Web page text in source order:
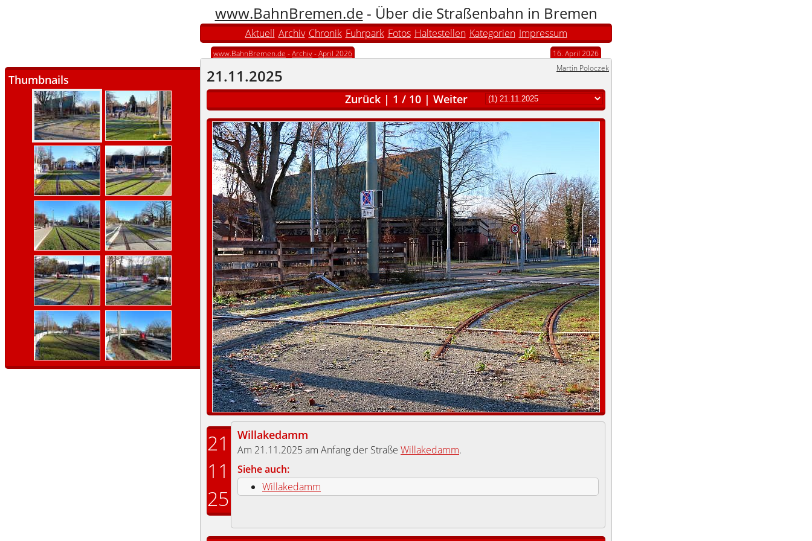
www.BahnBremen.de- Über die Straßenbahn in Bremen
Aktuell Archiv Chronik Fuhrpark Fotos Haltestellen Kategorien Impressum
Thumbnails
www.BahnBremen.de -Archiv-April 2026 16. April 2026
21.11.2025 Martin Poloczek
Zurück | 1 / 10 | Weiter
21
11
25
Willakedamm
Am 21.11.2025 am Anfang der Straße Willakedamm.
Siehe auch:
Willakedamm